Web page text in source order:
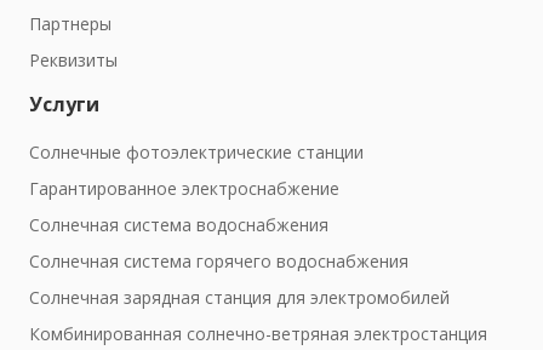
Партнеры
Реквизиты
Услуги
Солнечные фотоэлектрические станции
Гарантированное электроснабжение
Солнечная система водоснабжения
Солнечная система горячего водоснабжения
Солнечная зарядная станция для электромобилей
Комбинированная солнечно-ветряная электростанция